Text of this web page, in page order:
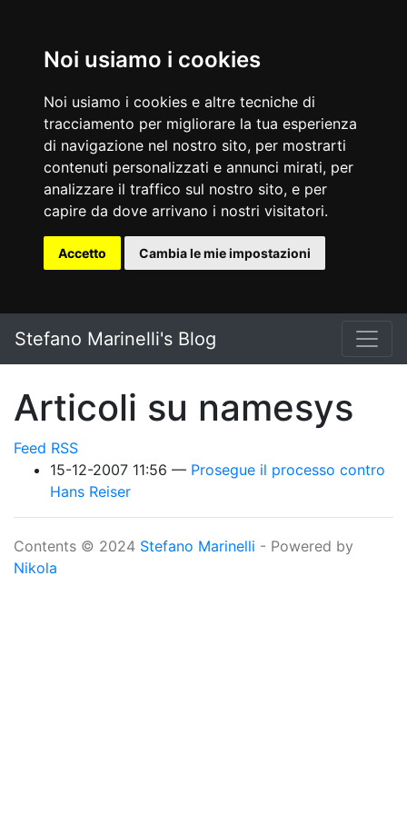
Noi usiamo i cookies
Noi usiamo i cookies e altre tecniche di
tracciamento per migliorare la tua esperienza
di navigazione nel nostro sito, per mostrarti
contenuti personalizzati e annunci mirati, per
analizzare il traffico sul nostro sito, e per
capire da dove arrivano i nostri visitatori.
Accetto Cambia le mie impostazioni
Stefano Marinelli's Blog
Articoli su namesys
Feed RSS
15-12-2007 11:56
Prosegue il processo contro
Hans Reiser
Contents © 2024 Stefano Marinelli - Powered by
Nikola